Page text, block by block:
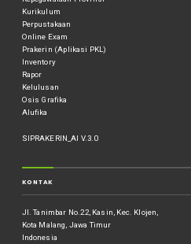
Kurikulum
Perpustakaan
Online Exam
Prakerin (Aplikasi PKL)
Inventory
Rapor
Kelulusan
Osis Grafika
Alufika
SIPRAKERIN_AI V.3.0
KONTAK
Jl. Tanimbar No.22, Kasin, Kec. Klojen,
Kota Malang, Jawa Timur
Indonesia